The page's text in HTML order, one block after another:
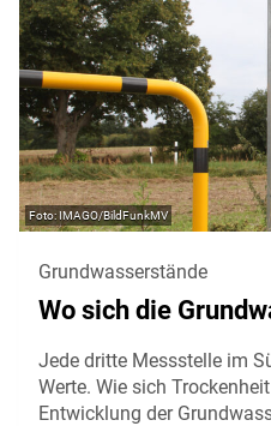
IMAGO/BildFunkMV
Grundwasserstände
Wo sich die
Jede dritte Messstelle im
Werte. Wie sich
Entwicklung der